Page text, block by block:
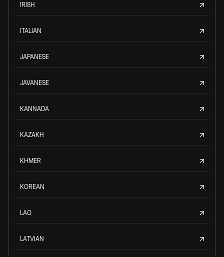
IRISH
ITALIAN
JAPANESE
JAVANESE
KANNADA
KAZAKH
KHMER
KOREAN
LAO
LATVIAN